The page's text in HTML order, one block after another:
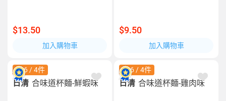
$13.50
加入購物車
$9.50
加入購物車
$26 / 4件
日清 合味道杯麵-鮮蝦味
$26 / 4件
日清 合味道杯麵-雞肉味